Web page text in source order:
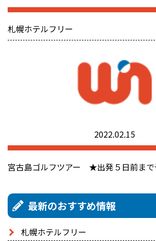
札幌ホテルフリー
2022.02.15
宮古島ゴルフツアー ★出発５日前まで
最新のおすすめ情報
札幌ホテルフリー